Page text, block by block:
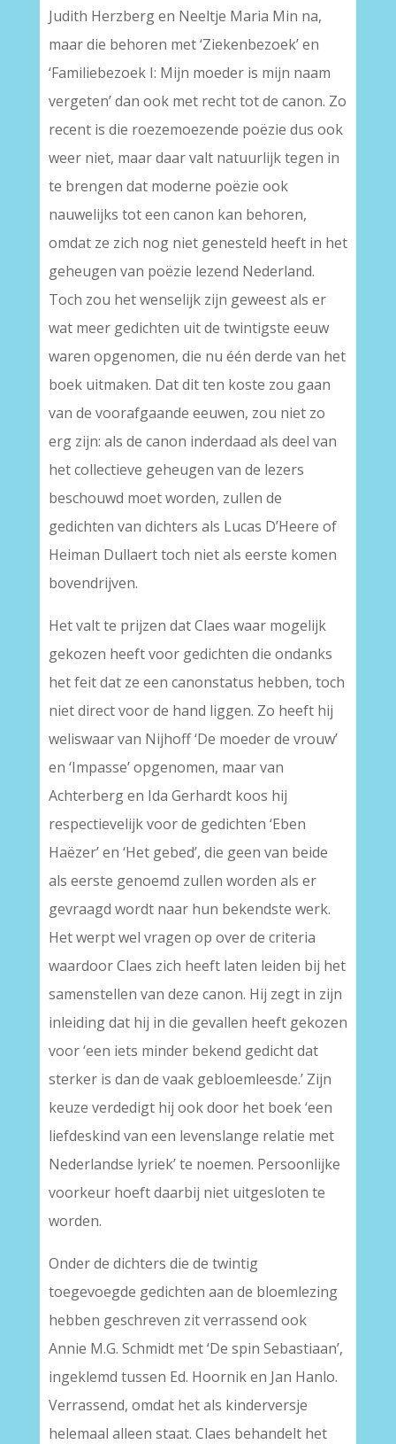
Judith Herzberg en Neeltje Maria Min na,
maar die behoren met ‘Ziekenbezoek’ en
‘Familiebezoek I: Mijn moeder is mijn naam
vergeten’ dan ook met recht tot de canon. Zo
recent is die roezemoezende poëzie dus ook
weer niet, maar daar valt natuurlijk tegen in
te brengen dat moderne poëzie ook
nauwelijks tot een canon kan behoren,
omdat ze zich nog niet genesteld heeft in het
geheugen van poëzie lezend Nederland.
Toch zou het wenselijk zijn geweest als er
wat meer gedichten uit de twintigste eeuw
waren opgenomen, die nu één derde van het
boek uitmaken. Dat dit ten koste zou gaan
van de voorafgaande eeuwen, zou niet zo
erg zijn: als de canon inderdaad als deel van
het collectieve geheugen van de lezers
beschouwd moet worden, zullen de
gedichten van dichters als Lucas D’Heere of
Heiman Dullaert toch niet als eerste komen
bovendrijven.
Het valt te prijzen dat Claes waar mogelijk
gekozen heeft voor gedichten die ondanks
het feit dat ze een canonstatus hebben, toch
niet direct voor de hand liggen. Zo heeft hij
weliswaar van Nijhoff ‘De moeder de vrouw’
en ‘Impasse’ opgenomen, maar van
Achterberg en Ida Gerhardt koos hij
respectievelijk voor de gedichten ‘Eben
Haëzer’ en ‘Het gebed’, die geen van beide
als eerste genoemd zullen worden als er
gevraagd wordt naar hun bekendste werk.
Het werpt wel vragen op over de criteria
waardoor Claes zich heeft laten leiden bij het
samenstellen van deze canon. Hij zegt in zijn
inleiding dat hij in die gevallen heeft gekozen
voor ‘een iets minder bekend gedicht dat
sterker is dan de vaak gebloemleesde.’ Zijn
keuze verdedigt hij ook door het boek ‘een
liefdeskind van een levenslange relatie met
Nederlandse lyriek’ te noemen. Persoonlijke
voorkeur hoeft daarbij niet uitgesloten te
worden.
Onder de dichters die de twintig
toegevoegde gedichten aan de bloemlezing
hebben geschreven zit verrassend ook
Annie M.G. Schmidt met ‘De spin Sebastiaan’,
ingeklemd tussen Ed. Hoornik en Jan Hanlo.
Verrassend, omdat het als kinderversje
helemaal alleen staat. Claes behandelt het